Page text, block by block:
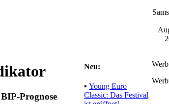
Prognose
Neu:
▪ Young Euro
Classic: Das Festival